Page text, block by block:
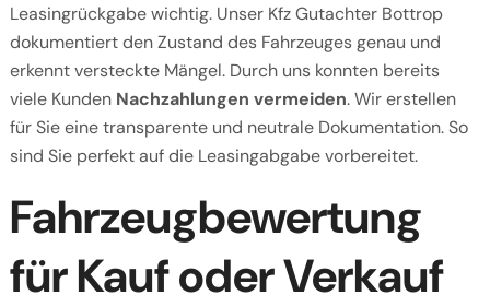
Leasingrückgabe wichtig. Unser Kfz Gutachter Bottrop
dokumentiert den Zustand des Fahrzeuges genau und
erkennt versteckte Mängel. Durch uns konnten bereits
viele Kunden Nachzahlungen vermeiden. Wir erstellen
für Sie eine transparente und neutrale Dokumentation. So
sind Sie perfekt auf die Leasingabgabe vorbereitet.
Fahrzeugbewertung
für Kauf oder Verkauf